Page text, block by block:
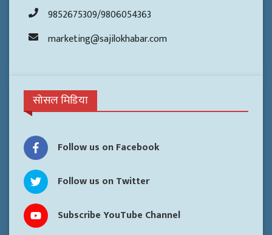
9852675309/9806054363
marketing@sajilokhabar.com
सोसल मिडिया
Follow us on Facebook
Follow us on Twitter
Subscribe YouTube Channel